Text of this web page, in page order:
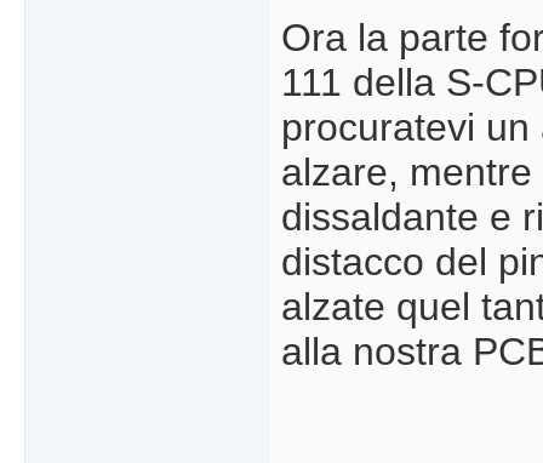
Ora la parte
111 della S-
procuratevi
alzare,
dissaldante e
distacco del
alzate quel
alla nostra